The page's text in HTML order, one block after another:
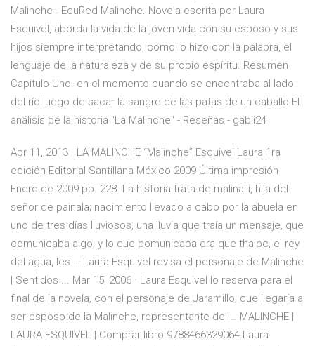
Malinche - EcuRed Malinche. Novela escrita por Laura
Esquivel, aborda la vida de la joven vida con su esposo y sus
hijos siempre interpretando, como lo hizo con la palabra, el
lenguaje de la naturaleza y de su propio espíritu. Resumen
Capitulo Uno. en el momento cuando se encontraba al lado
del río luego de sacar la sangre de las patas de un caballo El
análisis de la historia "La Malinche" - Reseñas - gabii24
Apr 11, 2013 · LA MALINCHE “Malinche” Esquivel Laura 1ra
edición Editorial Santillana México 2009 Última impresión
Enero de 2009 pp. 228. La historia trata de malinalli, hija del
señor de painala; nacimiento llevado a cabo por la abuela en
uno de tres días lluviosos, una lluvia que traía un mensaje, que
comunicaba algo, y lo que comunicaba era que thaloc, el rey
del agua, les … Laura Esquivel revisa el personaje de Malinche
| Sentidos ... Mar 15, 2006 · Laura Esquivel lo reserva para el
final de la novela, con el personaje de Jaramillo, que llegaría a
ser esposo de la Malinche, representante del … MALINCHE |
LAURA ESQUIVEL | Comprar libro 9788466329064 Laura